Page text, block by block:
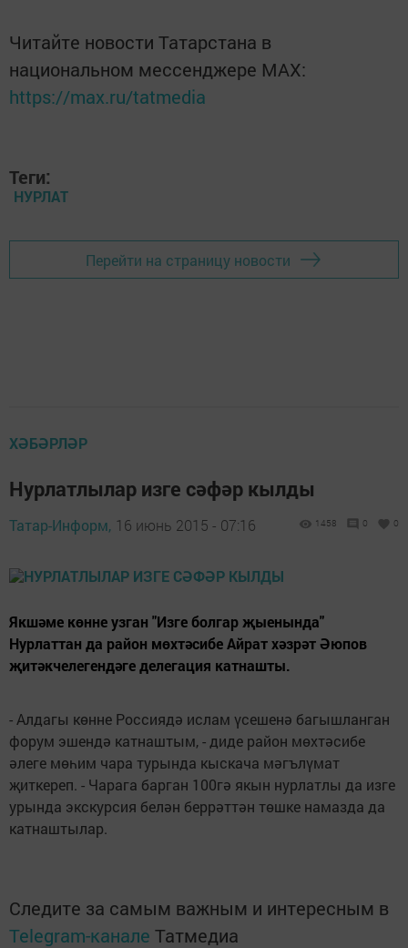
Читайте новости Татарстана в
национальном мессенджере MАХ:
https://max.ru/tatmedia
Теги:
НУРЛАТ
Перейти на страницу новости
ХӘБӘРЛӘР
Нурлатлылар изге сәфәр кылды
Татар-Информ, 16 июнь 2015 - 07:16 1458 0 0
Якшәме көнне узган "Изге болгар җыенында"
Нурлаттан да район мөхтәсибе Айрат хәзрәт Әюпов
җитәкчелегендәге делегация катнашты.
- Алдагы көнне Россиядә ислам үсешенә багышланган
форум эшендә катнаштым, - диде район мөхтәсибе
әлеге мөһим чара турында кыскача мәгълүмат
җиткереп. - Чарага барган 100гә якын нурлатлы да изге
урында экскурсия белән беррәттән төшке намазда да
катнаштылар.
Следите за самым важным и интересным в
Telegram-канале Татмедиа